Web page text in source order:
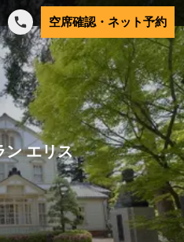
空席確認・ネット予約
ン エリス